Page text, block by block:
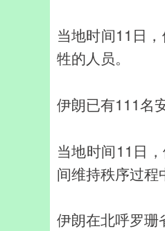
当地时间11日
牲的人员。
伊朗已有111名
当地时间11日
间维持秩序过程
伊朗在北呼罗珊